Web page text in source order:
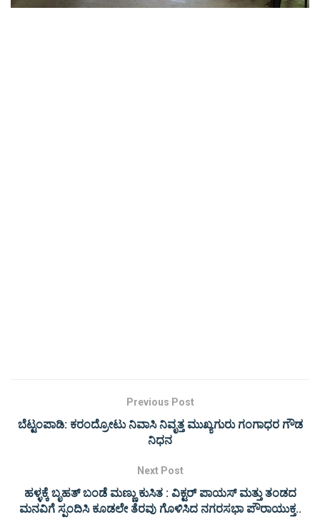
Previous Post
ಬೆಟ್ಟಂಪಾಡಿ: ಕರಂದ್ರೋಟು ನಿವಾಸಿ ನಿವೃತ್ತ ಮುಖ್ಯಗುರು ಗಂಗಾಧರ ಗೌಡ
ನಿಧನ
Next Post
ಹಳ್ಳಕ್ಕೆ ಬೃಹತ್ ಬಂಡೆ ಮಣ್ಣು ಕುಸಿತ : ವಿಕ್ಟರ್ ಪಾಯಸ್ ಮತ್ತು ತಂಡದ
ಮನವಿಗೆ ಸ್ಪಂದಿಸಿ ಕೂಡಲೇ ತೆರವು ಗೊಳಿಸಿದ ನಗರಸಭಾ ಪೌರಾಯುಕ್ತ..